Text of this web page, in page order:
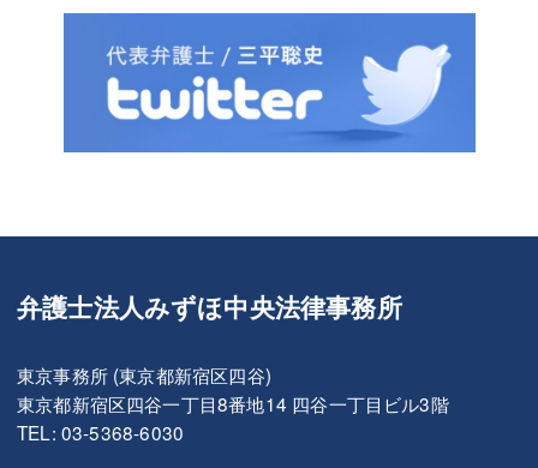
弁護士法人みずほ中央法律事務所
東京事務所 (東京都新宿区四谷)
東京都新宿区四谷一丁目8番地14 四谷一丁目ビル3階
TEL: 03-5368-6030